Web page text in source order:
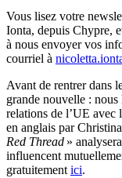
Vous lisez votre
Ionta, depuis Chypre,
à nous envoyer vos
courriel à
Avant de rentrer dans
grande nouvelle :
relations de l’UE avec
en anglais par
Red Thread »
influencent
gratuitement ici.